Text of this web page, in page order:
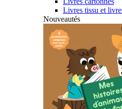
Livres tissu et
Nouveautés